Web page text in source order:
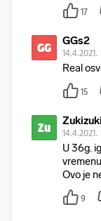
17
GG GGs2
14.4.2021.
Real
15
Zu Zukizuki
14.4.2021.
U 36g.
Ovo je
9